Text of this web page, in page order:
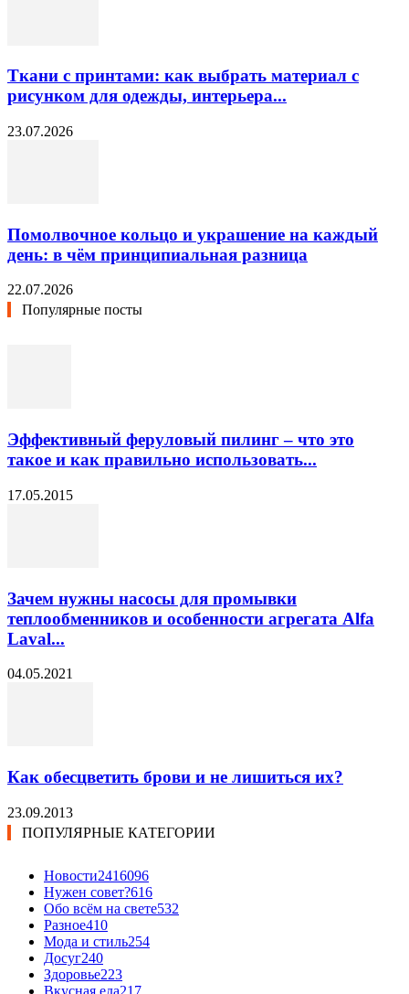
Ткани с принтами: как выбрать материал с
рисунком для одежды, интерьера...
23.07.2026
Помолвочное кольцо и украшение на каждый
день: в чём принципиальная разница
22.07.2026
Популярные посты
Эффективный феруловый пилинг – что это
такое и как правильно использовать...
17.05.2015
Зачем нужны насосы для промывки
теплообменников и особенности агрегата Alfa
Laval...
04.05.2021
Как обесцветить брови и не лишиться их?
23.09.2013
ПОПУЛЯРНЫЕ КАТЕГОРИИ
Новости2416096
Нужен совет?616
Обо всём на свете532
Разное410
Мода и стиль254
Досуг240
Здоровье223
Вкусная еда217